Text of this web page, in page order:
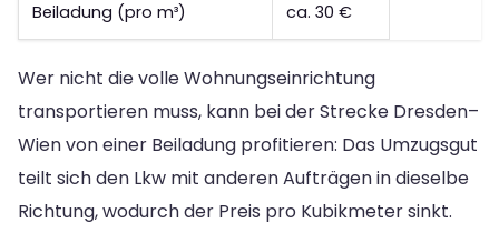
Beiladung (pro m³) ca. 30 €
Wer nicht die volle Wohnungseinrichtung
transportieren muss, kann bei der Strecke Dresden–
Wien von einer Beiladung profitieren: Das Umzugsgut
teilt sich den Lkw mit anderen Aufträgen in dieselbe
Richtung, wodurch der Preis pro Kubikmeter sinkt.